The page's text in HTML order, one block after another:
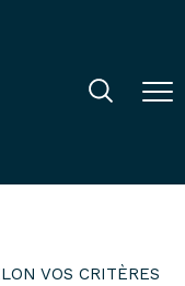
VOS CRITÈRES